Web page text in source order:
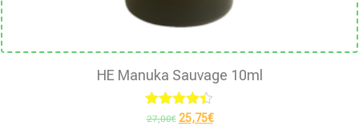
HE Manuka Sauvage 10ml
Note
27,00€ 25,75€